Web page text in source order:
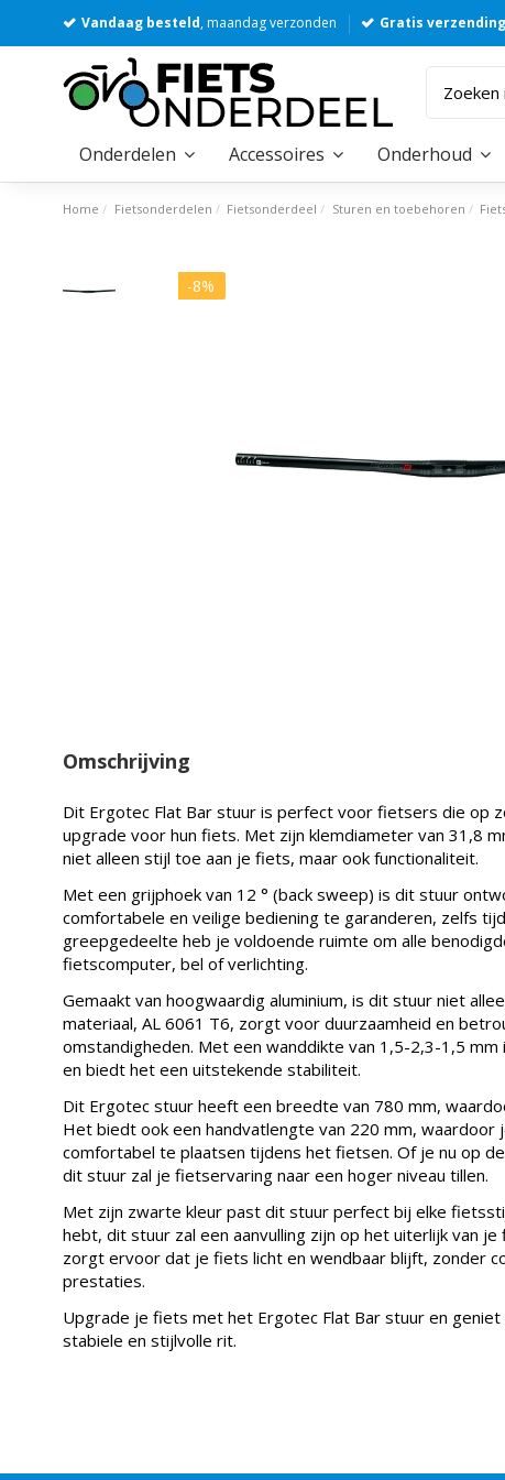
Vandaag besteld, maandag verzonden Gratis
Onderdelen Accessoires Onderhoud
Home Fietsonderdelen Fietsonderdeel Sturen en toebehoren
-8%
Omschrijving
Dit Ergotec Flat Bar stuur is perfect voor fietsers die op
upgrade voor hun fiets. Met zijn klemdiameter van 31,8
niet alleen stijl toe aan je fiets, maar ook functionaliteit.
Met een grijphoek van 12 ° (back sweep) is dit stuur
comfortabele en veilige bediening te garanderen, zelfs
greepgedeelte heb je voldoende ruimte om alle
fietscomputer, bel of verlichting.
Gemaakt van hoogwaardig aluminium, is dit stuur niet
materiaal, AL 6061 T6, zorgt voor duurzaamheid en
omstandigheden. Met een wanddikte van 1,5-2,3-1,5
en biedt het een uitstekende stabiliteit.
Dit Ergotec stuur heeft een breedte van 780 mm,
Het biedt ook een handvatlengte van 220 mm,
comfortabel te plaatsen tijdens het fietsen. Of je nu op
dit stuur zal je fietservaring naar een hoger niveau tillen.
Met zijn zwarte kleur past dit stuur perfect bij elke
hebt, dit stuur zal een aanvulling zijn op het uiterlijk van
zorgt ervoor dat je fiets licht en wendbaar blijft, zonder
prestaties.
Upgrade je fiets met het Ergotec Flat Bar stuur en
stabiele en stijlvolle rit.